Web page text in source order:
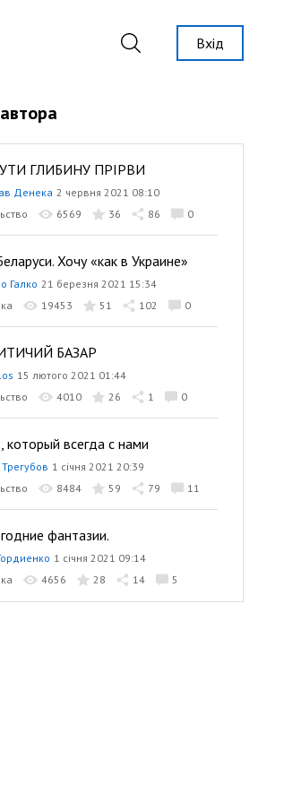
Вхід
ГЛИБИНУ ПРІРВИ
Денека 2 червня 2021 08:10
6569 36 86 0
Хочу «как в Украине»
Галко 21 березня 2021 15:34
19453 51 102 0
БАЗАР
15 лютого 2021 01:44
4010 26 1 0
который всегда с нами
Трегубов 1 січня 2021 20:39
8484 59 79 11
фантазии.
1 січня 2021 09:14
4656 28 14 5